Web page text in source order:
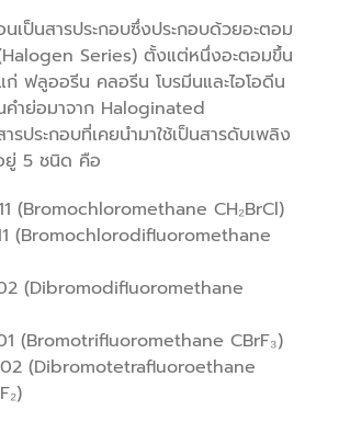
นเป็นสารประกอบซึ่งประกอบด้วยอะตอม
Series) ตั้งแต่หนึ่งอะตอมขึ้น
ก่ ฟลูออรีน คลอรีน โบรมีนและไอโอดีน
คำย่อมาจาก Haloginated
ประกอบที่เคยนำมาใช้เป็นสารดับเพลิง
ยู่ 5 ชนิด คือ
(Bromochloromethane CH₂BrCl)
(Bromochlorodifluoromethane
(Dibromodifluoromethane
(Bromotrifluoromethane CBrF₃)
(Dibromotetrafluoroethane